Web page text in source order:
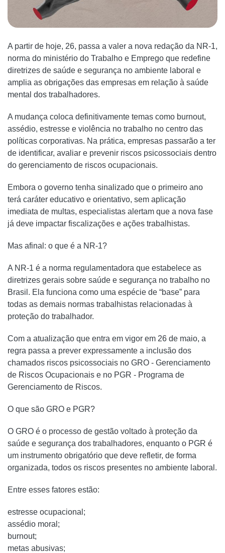
A partir de hoje, 26, passa a valer a nova redação da NR-1,
norma do ministério do Trabalho e Emprego que redefine
diretrizes de saúde e segurança no ambiente laboral e
amplia as obrigações das empresas em relação à saúde
mental dos trabalhadores.
A mudança coloca definitivamente temas como burnout,
assédio, estresse e violência no trabalho no centro das
políticas corporativas. Na prática, empresas passarão a ter
de identificar, avaliar e prevenir riscos psicossociais dentro
do gerenciamento de riscos ocupacionais.
Embora o governo tenha sinalizado que o primeiro ano
terá caráter educativo e orientativo, sem aplicação
imediata de multas, especialistas alertam que a nova fase
já deve impactar fiscalizações e ações trabalhistas.
Mas afinal: o que é a NR-1?
A NR-1 é a norma regulamentadora que estabelece as
diretrizes gerais sobre saúde e segurança no trabalho no
Brasil. Ela funciona como uma espécie de “base” para
todas as demais normas trabalhistas relacionadas à
proteção do trabalhador.
Com a atualização que entra em vigor em 26 de maio, a
regra passa a prever expressamente a inclusão dos
chamados riscos psicossociais no GRO - Gerenciamento
de Riscos Ocupacionais e no PGR - Programa de
Gerenciamento de Riscos.
O que são GRO e PGR?
O GRO é o processo de gestão voltado à proteção da
saúde e segurança dos trabalhadores, enquanto o PGR é
um instrumento obrigatório que deve refletir, de forma
organizada, todos os riscos presentes no ambiente laboral.
Entre esses fatores estão:
estresse ocupacional;
assédio moral;
burnout;
metas abusivas;